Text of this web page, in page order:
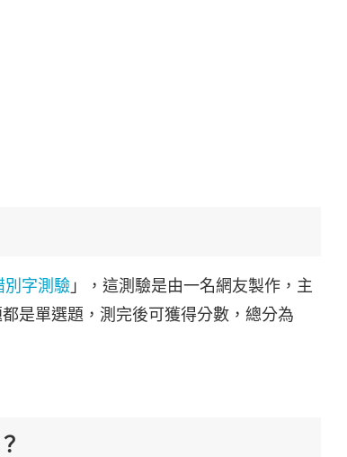
別字測驗 」，這測驗是由一名網友製作，主
是單選題，測完後可獲得分數，總分為